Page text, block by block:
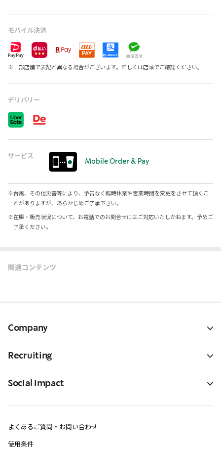
モバイル決済
※一部店舗で表記と異なる場合がございます。詳しくは店頭でご確認ください。
デリバリー
サービス
Mobile Order & Pay
※台風、その他災害等により、予告なく臨時休業や営業時間を変更をさせて頂くこ
とがありますが、あらかじめご了承下さい。
※在庫・販売状況について、お電話でのお問合せにはご対応いたしかねます。予めご
了承ください。
関連コンテンツ
Company
Recruiting
Social Impact
よくあるご質問・お問い合わせ
使用条件